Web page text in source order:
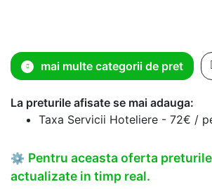
mai multe categorii de pret
La preturile afisate se mai adauga:
Taxa Servicii Hoteliere - 72€ /
⚙ Pentru aceasta oferta
actualizate in timp real.